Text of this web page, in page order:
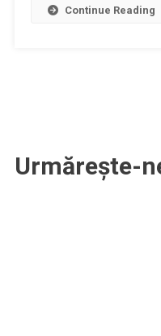
Continue Reading
Urmărește-